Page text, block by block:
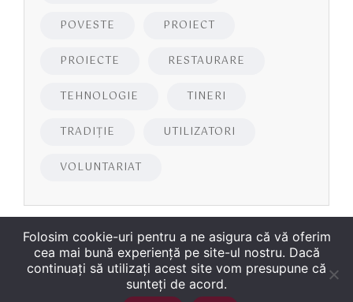
POVESTE PROIECT
PROIECTE RESTAURARE
TEHNOLOGIE TINERI
TRADIȚIE UTILIZATORI
VOLUNTARIAT
Folosim cookie-uri pentru a ne asigura că vă oferim
cea mai bună experiență pe site-ul nostru. Dacă
continuați să utilizați acest site vom presupune că
sunteți de acord.